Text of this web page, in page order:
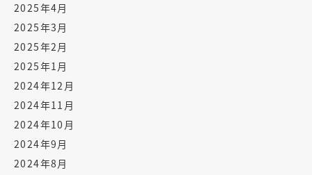
2025年4月
2025年3月
2025年2月
2025年1月
2024年12月
2024年11月
2024年10月
2024年9月
2024年8月